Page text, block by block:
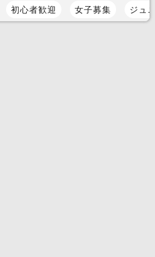
初心者歓迎 女子募集 ジュ